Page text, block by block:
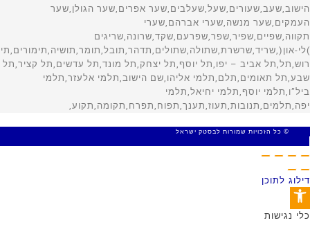
© כל הזכויות שמורות לבסטק ישראל
דילוג לתוכן
פתח סרגל נגישות
כלי נגישות